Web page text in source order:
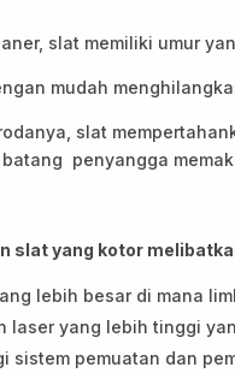
slat memiliki umur
mudah
slat
penyangga
slat yang kotor
lebih besar di mana
laser yang lebih tinggi
sistem pemuatan dan